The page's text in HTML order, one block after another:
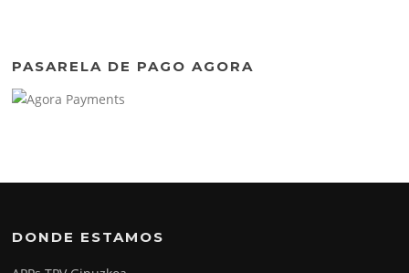
PASARELA DE PAGO AGORA
DONDE ESTAMOS